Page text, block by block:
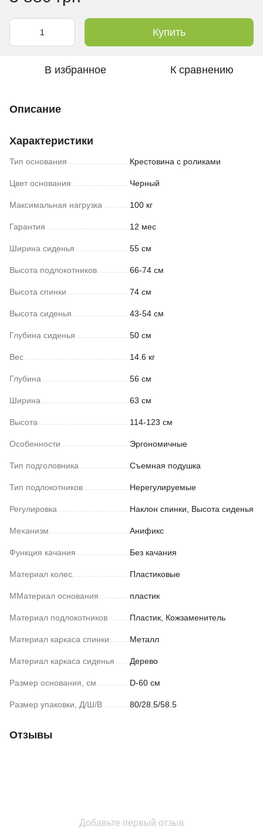
Купить
В избранное К сравнению
Описание
Характеристики
Тип основания Крестовина с роликами
Цвет основания Черный
Максимальная нагрузка 100 кг
Гарантия 12 мес
Ширина сиденья 55 см
Высота подлокотников 66-74 см
Высота спинки 74 см
Высота сиденья 43-54 см
Глубина сиденья 50 см
Вес 14.6 кг
Глубина 56 см
Ширина 63 см
Высота 114-123 см
Особенности Эргономичные
Тип подголовника Съемная подушка
Тип подлокотников Нерегулируемые
Регулировка Наклон спинки, Высота сиденья
Механизм Анификс
Функция качания Без качания
Материал колес. Пластиковые
ММатериал основания пластик
Материал подлокотников Пластик, Кожзаменитель
Материал каркаса спинки Металл
Материал каркаса сиденья Дерево
Размер основания, см D-60 см
Размер упаковки, Д/Ш/В 80/28.5/58.5
Отзывы
Добавьте первый отзыв